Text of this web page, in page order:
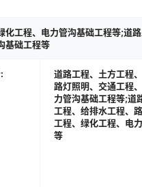
工程、电力管沟基础工程等;道
基础工程等
道路工程、土方工程
路灯照明、交通工程
力管沟基础工程等;道
工程、给排水工程、
工程、绿化工程、电
等